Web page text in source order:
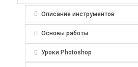
Описание инструментов
Основы работы
Уроки Photoshop